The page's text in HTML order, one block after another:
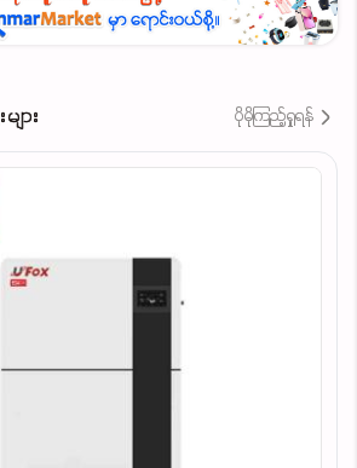
ား ပိုမိုကြည့်ရှုရန်